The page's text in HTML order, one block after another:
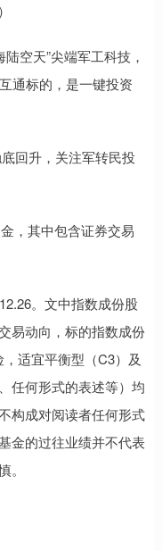
空天”尖端军工科技，
通标的，是一键投资
回升，关注军转民投
，其中包含证券交易
。文中指数成份股
易动向，标的指数成份
适宜平衡型（C3）及
任何形式的表述等）均
构成对阅读者任何形式
金的过往业绩并不代表